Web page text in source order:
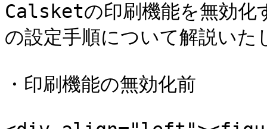
Calsketの印刷機能を無効化
の設定手順について解説いた
・印刷機能の無効化前